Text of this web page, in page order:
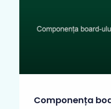
Componența